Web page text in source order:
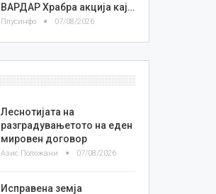
ВАРДАР Храбра акција кај…
Плусинфо 07/08/2026
Леснотијата на
разградувањетото на еден
мировен договор
Азис Положани 07/08/2026
Исправена земја